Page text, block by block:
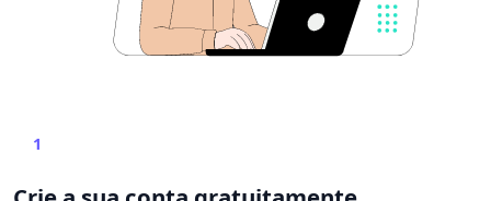
1